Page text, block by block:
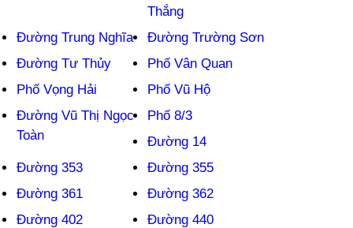
Thắng
Đường Trung Nghĩa
Đường Trường Sơn
Đường Tư Thủy
Phố Vân Quan
Phố Vọng Hải
Phố Vũ Hộ
Đường Vũ Thị Ngọc
Toàn
Phố 8/3
Đường 14
Đường 353
Đường 355
Đường 361
Đường 362
Đường 402
Đường 440